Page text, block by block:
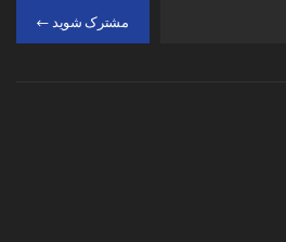
مشترک شوید